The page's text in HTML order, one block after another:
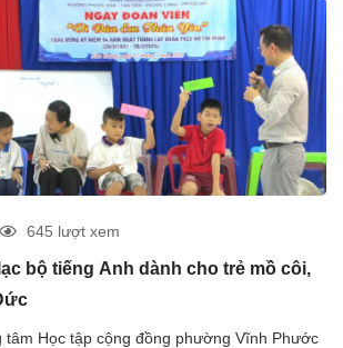
645 lượt xem
bộ tiếng Anh dành cho trẻ mồ côi,
tâm Học tập cộng đồng phường Vĩnh Phước